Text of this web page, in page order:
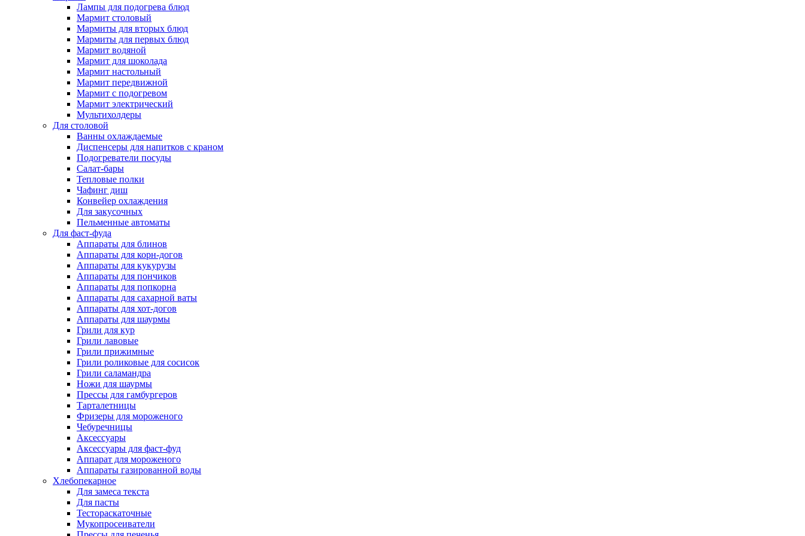
Лампы для подогрева блюд
Мармит столовый
Мармиты для вторых блюд
Мармиты для первых блюд
Мармит водяной
Мармит для шоколада
Мармит настольный
Мармит передвижной
Мармит с подогревом
Мармит электрический
Мультихолдеры
Для столовой
Ванны охлаждаемые
Диспенсеры для напитков с краном
Подогреватели посуды
Салат-бары
Тепловые полки
Чафинг диш
Конвейер охлаждения
Для закусочных
Пельменные автоматы
Для фаст-фуда
Аппараты для блинов
Аппараты для корн-догов
Аппараты для кукурузы
Аппараты для пончиков
Аппараты для попкорна
Аппараты для сахарной ваты
Аппараты для хот-догов
Аппараты для шаурмы
Грили для кур
Грили лавовые
Грили прижимные
Грили роликовые для сосисок
Грили саламандра
Ножи для шаурмы
Прессы для гамбургеров
Тарталетницы
Фризеры для мороженого
Чебуречницы
Аксессуары
Аксессуары для фаст-фуд
Аппарат для мороженого
Аппараты газированной воды
Хлебопекарное
Для замеса текста
Для пасты
Тестораскаточные
Мукопросеиватели